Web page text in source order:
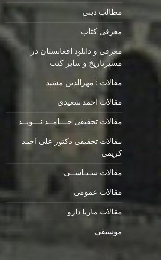
مطالب دینی
معرفی کتاب
معرفی و دانلود افغانستان در
مسیرتاریخ و سایر کتب
مقالات : مهرالدین مشید
مقالات احمد سعیدی
مقالات تحقیقی حـــامــد نـــویــد
مقالات تحقیقی دکتور علی احمد
کریمی
مقالات سـیـاســی
مقالات عمومی
مقالات ماریا دارو
موسیقی